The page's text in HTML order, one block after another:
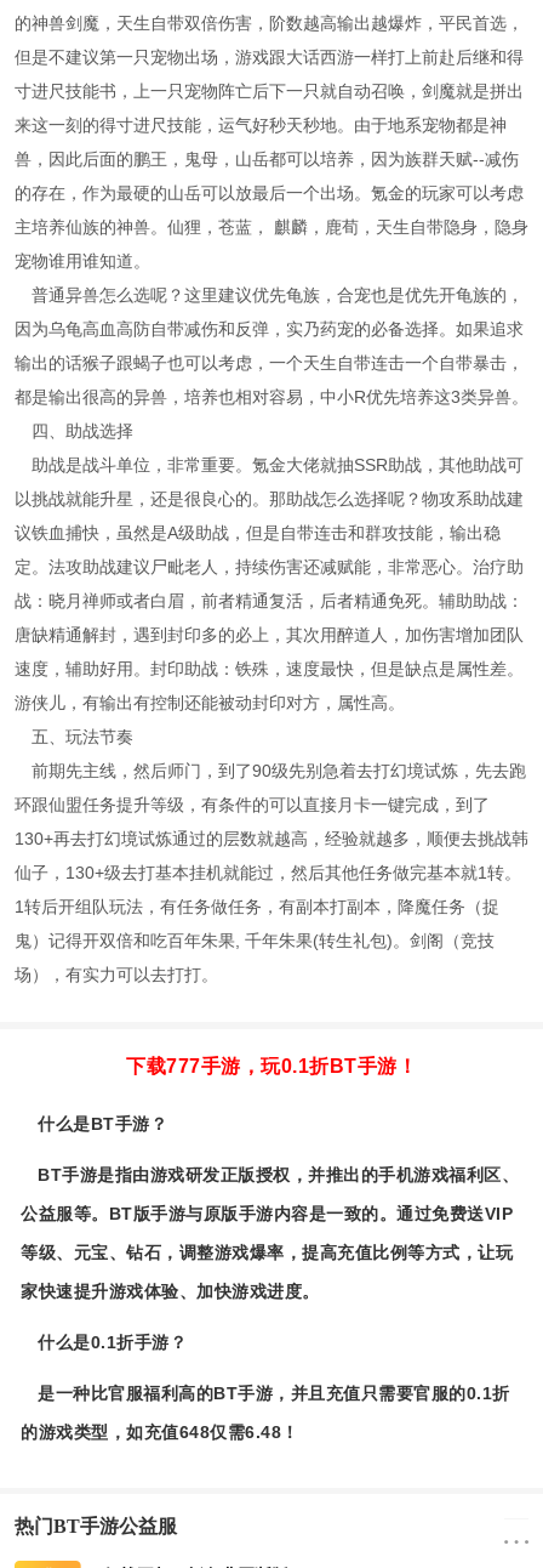
的神兽剑魔，天生自带双倍伤害，阶数越高输出越爆炸，平民首选，
但是不建议第一只宠物出场，游戏跟大话西游一样打上前赴后继和得
寸进尺技能书，上一只宠物阵亡后下一只就自动召唤，剑魔就是拼出
来这一刻的得寸进尺技能，运气好秒天秒地。由于地系宠物都是神
兽，因此后面的鹏王，鬼母，山岳都可以培养，因为族群天赋--减伤
的存在，作为最硬的山岳可以放最后一个出场。氪金的玩家可以考虑
主培养仙族的神兽。仙狸，苍蓝， 麒麟，鹿荀，天生自带隐身，隐身
宠物谁用谁知道。
普通异兽怎么选呢？这里建议优先龟族，合宠也是优先开龟族的，
因为乌龟高血高防自带减伤和反弹，实乃药宠的必备选择。如果追求
输出的话猴子跟蝎子也可以考虑，一个天生自带连击一个自带暴击，
都是输出很高的异兽，培养也相对容易，中小R优先培养这3类异兽。
四、助战选择
助战是战斗单位，非常重要。氪金大佬就抽SSR助战，其他助战可
以挑战就能升星，还是很良心的。那助战怎么选择呢？物攻系助战建
议铁血捕快，虽然是A级助战，但是自带连击和群攻技能，输出稳
定。法攻助战建议尸毗老人，持续伤害还减赋能，非常恶心。治疗助
战：晓月禅师或者白眉，前者精通复活，后者精通免死。辅助助战：
唐缺精通解封，遇到封印多的必上，其次用醉道人，加伤害增加团队
速度，辅助好用。封印助战：铁殊，速度最快，但是缺点是属性差。
游侠儿，有输出有控制还能被动封印对方，属性高。
五、玩法节奏
前期先主线，然后师门，到了90级先别急着去打幻境试炼，先去跑
环跟仙盟任务提升等级，有条件的可以直接月卡一键完成，到了
130+再去打幻境试炼通过的层数就越高，经验就越多，顺便去挑战韩
仙子，130+级去打基本挂机就能过，然后其他任务做完基本就1转。
1转后开组队玩法，有任务做任务，有副本打副本，降魔任务（捉
鬼）记得开双倍和吃百年朱果, 千年朱果(转生礼包)。剑阁（竞技
场），有实力可以去打打。
下载777手游，玩0.1折BT手游！
什么是BT手游？
BT手游是指由游戏研发正版授权，并推出的手机游戏福利区、
公益服等。BT版手游与原版手游内容是一致的。通过免费送VIP
等级、元宝、钻石，调整游戏爆率，提高充值比例等方式，让玩
家快速提升游戏体验、加快游戏进度。
什么是0.1折手游？
是一种比官服福利高的BT手游，并且充值只需要官服的0.1折
的游戏类型，如充值648仅需6.48！
热门BT手游公益服